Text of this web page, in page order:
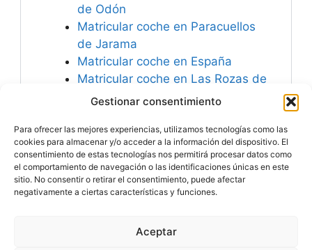
Gestionar consentimiento
Para ofrecer las mejores experiencias, utilizamos tecnologías como las
cookies para almacenar y/o acceder a la información del dispositivo. El
consentimiento de estas tecnologías nos permitirá procesar datos como
el comportamiento de navegación o las identificaciones únicas en este
sitio. No consentir o retirar el consentimiento, puede afectar
negativamente a ciertas características y funciones.
Aceptar
de Odón
Matricular coche en Paracuellos
de Jarama
Matricular coche en España
Matricular coche en Las Rozas de
Madrid
la Vega
Importación.